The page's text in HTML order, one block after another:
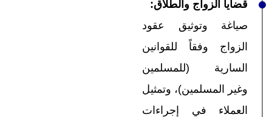
قضايا الزواج والطلاق:
صياغة وتوثيق عقود
الزواج وفقاً للقوانين
السارية (للمسلمين
وغير المسلمين)، وتمثيل
العملاء في إجراءات